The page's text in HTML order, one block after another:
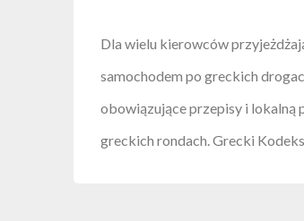
Dla wielu kierowców
samochodem po greckich
obowiązujące przepisy i lokalną
greckich rondach. Grecki